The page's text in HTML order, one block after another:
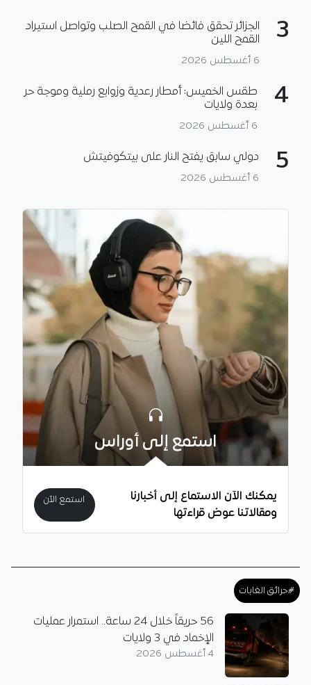
3
الجزائر تحقق فائضا في القمح الصلب وتواصل استيراد
القمح اللين
6 أغسطس 2026
4
طقس الخميس: أمطار رعدية وزوابع رملية وموجة حر
بعدة ولايات
6 أغسطس 2026
5 دولي سابق يفتح النار على بيتكوفيتش
6 أغسطس 2026
استمع إلى أوراس
يمكنك الآن الاستماع إلى أخبارنا
ومقالاتنا عوض قراءتها
استمع الآن
#حرائق الغابات
56 حريقاً خلال 24 ساعة.. استمرار عمليات
الإخماد في 3 ولايات
4 أغسطس 2026